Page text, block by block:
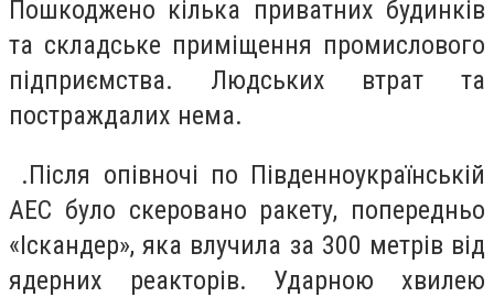
Пошкоджено кілька приватних будинків
та складське приміщення промислового
підприємства. Людських втрат та
постраждалих нема.
.Після опівночі по Південноукраїнській
АЕС було скеровано ракету, попередньо
«Іскандер», яка влучила за 300 метрів від
ядерних реакторів. Ударною хвилею